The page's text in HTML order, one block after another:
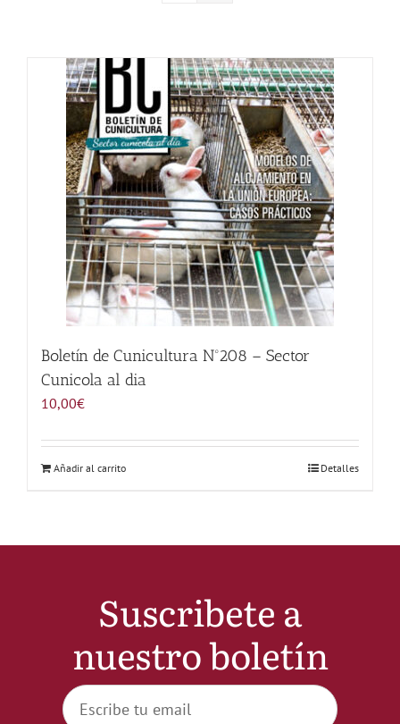
Noticias
Hazte Socio
Contactar
WooCommerce My Account
WooCommerce Cart
Boletín de Cunicultura Nº208 – Sector
Cunicola al dia
10,00€
Añadir al carrito Detalles
Suscribete a
nuestro boletín